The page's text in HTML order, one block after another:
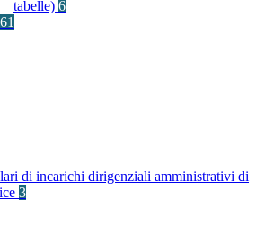
tabelle) 6
61
di incarichi dirigenziali amministrativi di
3